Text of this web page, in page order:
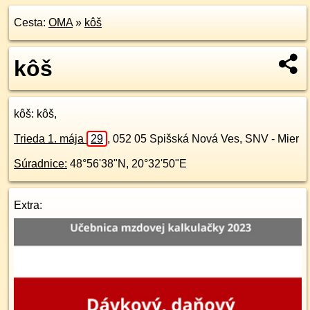
Cesta: OMA» kôš
kôš
kôš: kôš,
Trieda 1. mája 29 , 052 05 Spišská Nová Ves, SNV - Mier
Súradnice: 48°56'38"N , 20°32'50"E
Extra: